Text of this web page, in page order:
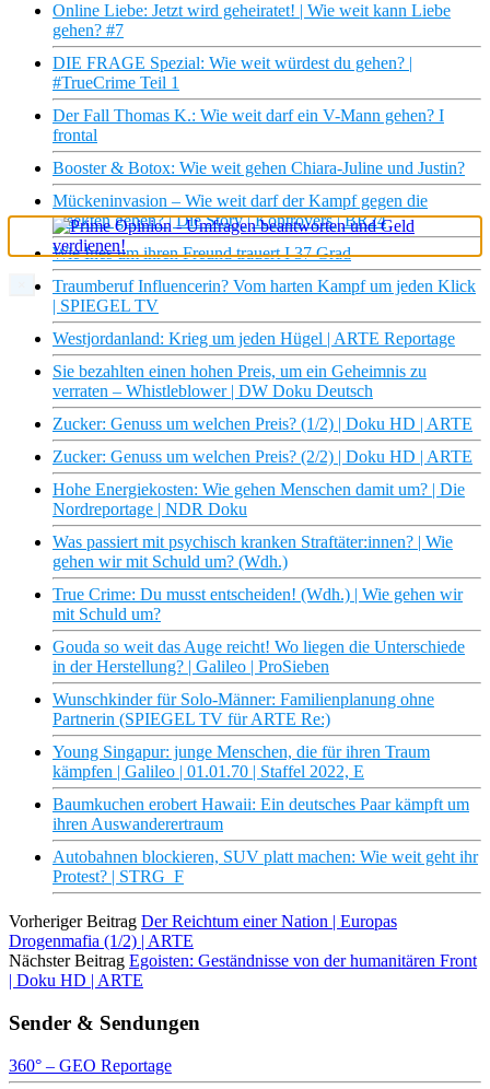
Online Liebe: Jetzt wird geheiratet! | Wie weit kann Liebe
gehen? #7
DIE FRAGE Spezial: Wie weit würdest du gehen? |
#TrueCrime Teil 1
Der Fall Thomas K.: Wie weit darf ein V-Mann gehen? I
frontal
Booster & Botox: Wie weit gehen Chiara-Juline und Justin?
Mückeninvasion – Wie weit darf der Kampf gegen die
Insekten gehen? | Die Story | Kontrovers | BR24
Wie Ines um ihren Freund trauert I 37 Grad
Traumberuf Influencerin? Vom harten Kampf um jeden Klick
| SPIEGEL TV
Westjordanland: Krieg um jeden Hügel | ARTE Reportage
Sie bezahlten einen hohen Preis, um ein Geheimnis zu
verraten – Whistleblower | DW Doku Deutsch
Zucker: Genuss um welchen Preis? (1/2) | Doku HD | ARTE
Zucker: Genuss um welchen Preis? (2/2) | Doku HD | ARTE
Hohe Energiekosten: Wie gehen Menschen damit um? | Die
Nordreportage | NDR Doku
Was passiert mit psychisch kranken Straftäter:innen? | Wie
gehen wir mit Schuld um? (Wdh.)
True Crime: Du musst entscheiden! (Wdh.) | Wie gehen wir
mit Schuld um?
Gouda so weit das Auge reicht! Wo liegen die Unterschiede
in der Herstellung? | Galileo | ProSieben
Wunschkinder für Solo-Männer: Familienplanung ohne
Partnerin (SPIEGEL TV für ARTE Re:)
Young Singapur: junge Menschen, die für ihren Traum
kämpfen | Galileo | 01.01.70 | Staffel 2022, E
Baumkuchen erobert Hawaii: Ein deutsches Paar kämpft um
ihren Auswanderertraum
Autobahnen blockieren, SUV platt machen: Wie weit geht ihr
Protest? | STRG_F
Vorheriger Beitrag Der Reichtum einer Nation | Europas
Drogenmafia (1/2) | ARTE
Nächster Beitrag Egoisten: Geständnisse von der humanitären Front
| Doku HD | ARTE
Sender & Sendungen
360° – GEO Reportage